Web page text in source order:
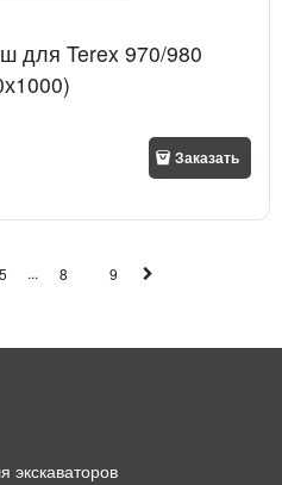
для Terex 970/980
Заказать
5 ... 8 9
экскаваторов